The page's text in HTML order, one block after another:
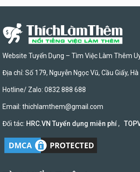
Website Tuyển Dụng – Tìm Việc Làm Thêm
Địa chỉ: Số 179, Nguyễn Ngọc Vũ, Cầu Giấy, Hà
Hotline/ Zalo: 0832 888 688
Email: thichlamthem@gmail.com
Đối tác: HRC.VN Tuyển dụng miễn phí,